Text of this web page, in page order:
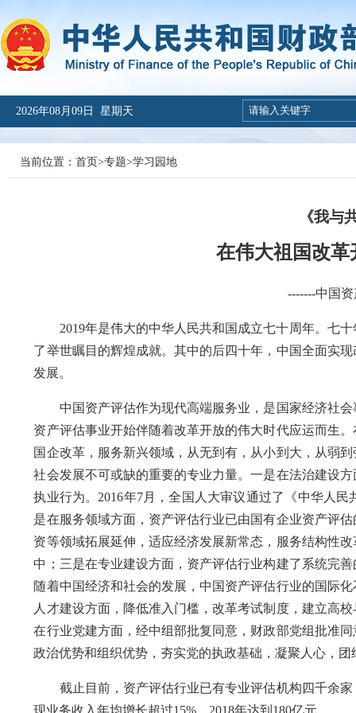
2026年08月09日 星期天
当前位置： 首页>专题>学习园地
《我
在伟大祖国改
-------中国
2019年是伟大的中华人民共和国成立七十周年。七十
了举世瞩目的辉煌成就。其中的后四十年，中国全面实
发展。
中国资产评估作为现代高端服务业，是国家经济社会
资产评估事业开始伴随着改革开放的伟大时代应运而生
国企改革，服务新兴领域，从无到有，从小到大，从弱
社会发展不可或缺的重要的专业力量。一是在法治建设
执业行为。2016年7月，全国人大审议通过了《中华人
是在服务领域方面，资产评估行业已由国有企业资产评
资等领域拓展延伸，适应经济发展新常态，服务结构性
中；三是在专业建设方面，资产评估行业构建了系统完
随着中国经济和社会的发展，中国资产评估行业的国际
人才建设方面，降低准入门槛，改革考试制度，建立高
在行业党建方面，经中组部批复同意，财政部党组批准
政治优势和组织优势，夯实党的执政基础，凝聚人心，
截止目前，资产评估行业已有专业评估机构四千余家
现业务收入年均增长超过15%，2018年达到180亿元。